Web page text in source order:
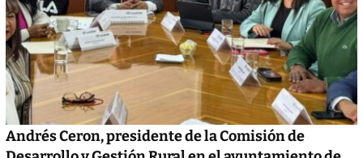
Andrés Ceron, presidente de la Comisión de